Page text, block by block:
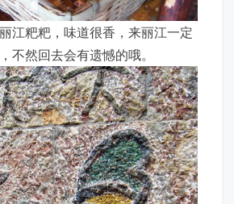
江粑粑，味道很香，来丽江一定
不然回去会有遗憾的哦。